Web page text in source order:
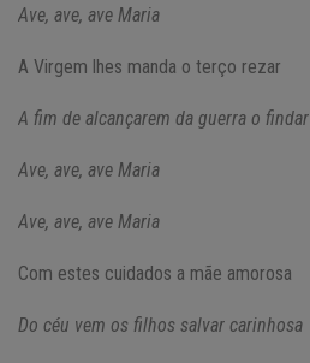
Ave, ave, ave Maria
A Virgem lhes manda o terço rezar
A fim de alcançarem da guerra o findar
Ave, ave, ave Maria
Ave, ave, ave Maria
Com estes cuidados a mãe amorosa
Do céu vem os filhos salvar carinhosa